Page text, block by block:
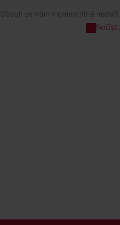
Obsah se nám momentálně
Načíst